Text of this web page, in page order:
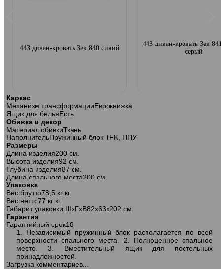
443 диван-кровать 3ек 840 синий
443 диван-кровать 3ек
серый
443 диван-кровать 3ек 968 серый
Каркас
Механизм трансформацииЕврокнижка
Ящик для бельяЕсть
Обивка и декор
Материал обивкиТкань
НаполнительПружинный блок TFK, ППУ
Размеры
Длина изделия200 см.
Высота изделия92 см.
Глубина изделия87 см.
Длина спального места200 см.
Упаковка
Вес брутто78,5 кг кг.
Вес нетто77 кг кг.
Габарит упаковки ШхГхВ82х63х202 см.
Гарантия
Гарантийный срок18
1. Независимый пружинный блок располагается по всей
поверхности спального места. 2. Полноценное спальное
место. 3. Вместительный ящик для постельных
принадлежностей.
Загрузка комментариев...